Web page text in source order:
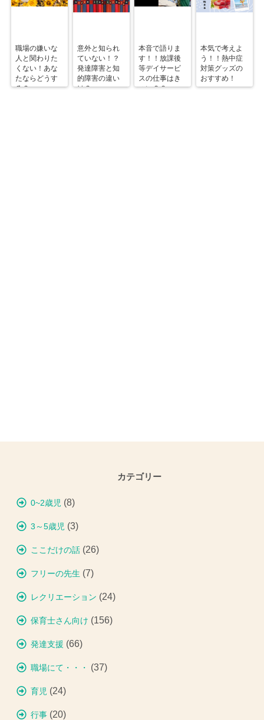
職場の嫌いな
人と関わりた
くない！あな
たならどうす
る？
意外と知られ
ていない！？
発達障害と知
的障害の違い
は？
本音で語りま
す！！放課後
等デイサービ
スの仕事はき
つい？？
本気で考えよ
う！！熱中症
対策グッズの
おすすめ！
カテゴリー
0~2歳児 (8)
3～5歳児 (3)
ここだけの話 (26)
フリーの先生 (7)
レクリエーション (24)
保育士さん向け (156)
発達支援 (66)
職場にて・・・ (37)
育児 (24)
行事 (20)